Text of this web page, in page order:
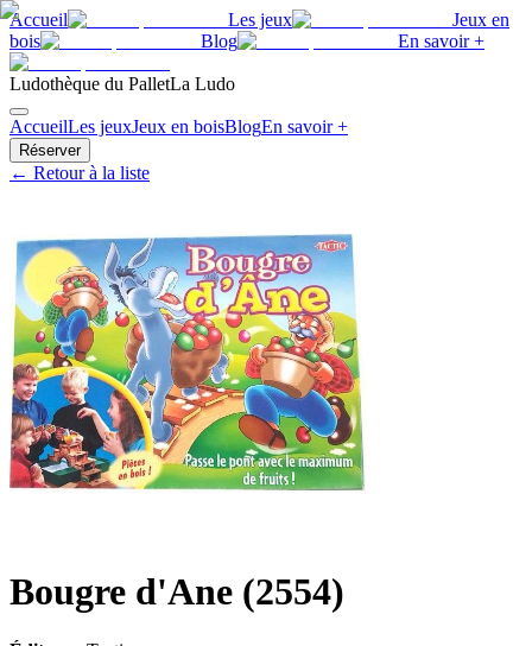
Accueil Les jeux
Jeux en
bois
Blog En savoir +
Ludothèque du PalletLa Ludo
AccueilLes jeuxJeux en boisBlogEn savoir +
Réserver
← Retour à la liste
Bougre d'Ane (2554)